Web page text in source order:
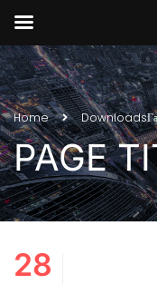
Home Downloads
PAGE
28